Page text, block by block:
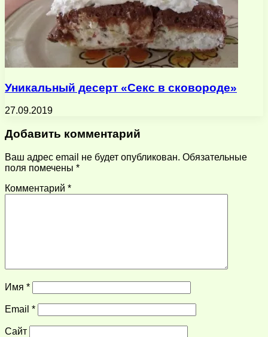
Уникальный десерт «Секс в сковороде»
27.09.2019
Добавить комментарий
Ваш адрес email не будет опубликован. Обязательные
поля помечены *
Комментарий *
Имя *
Email *
Сайт